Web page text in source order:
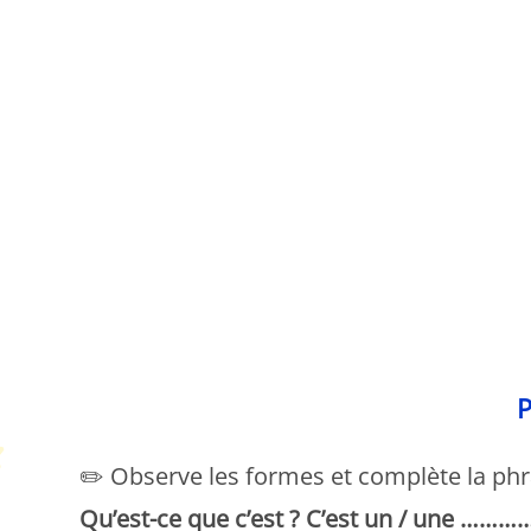
✏️ Observe les formes et complète la
Qu’est-ce que c’est ? C’est un / une